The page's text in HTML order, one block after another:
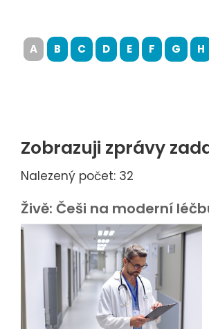
A B C D E F G H
Zobrazuji zprávy
Nalezený počet: 32
Živě: Češi na moderní